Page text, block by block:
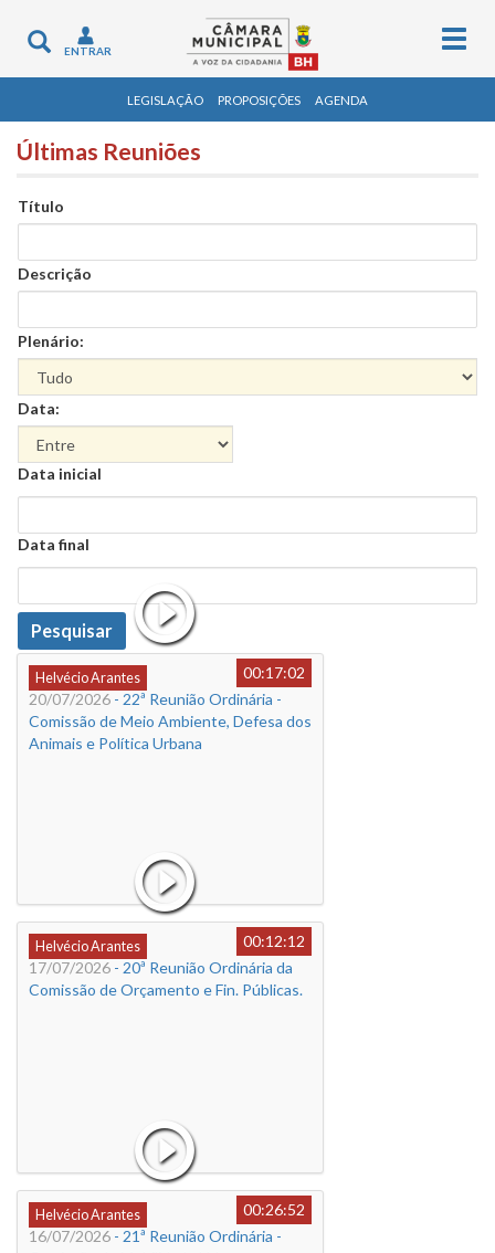
Toggle
navigation
ENTRAR
LEGISLAÇÃO PROPOSIÇÕES AGENDA
Últimas Reuniões
Título
Descrição
Plenário:
Data:
Data
Data inicial
Data
Data final
Data
Pesquisar
Helvécio Arantes
00:17:02
20/07/2026 - 22ª Reunião Ordinária -
Comissão de Meio Ambiente, Defesa dos
Animais e Política Urbana
Helvécio Arantes
00:12:12
17/07/2026 - 20ª Reunião Ordinária da
Comissão de Orçamento e Fin. Públicas.
Helvécio Arantes
00:26:52
16/07/2026 - 21ª Reunião Ordinária -